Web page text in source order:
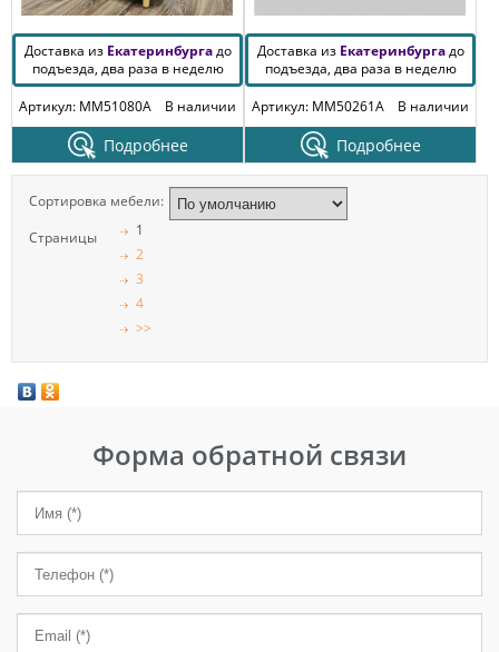
Доставка из Екатеринбургадо
подъезда, два раза в неделю
Артикул: MM51080A
В наличии
Подробнее
Доставка из Екатеринбургадо
подъезда, два раза в неделю
Артикул: MM50261A
В наличии
Подробнее
Сортировка мебели:
Страницы
1
2
3
4
>>
Форма обратной связи